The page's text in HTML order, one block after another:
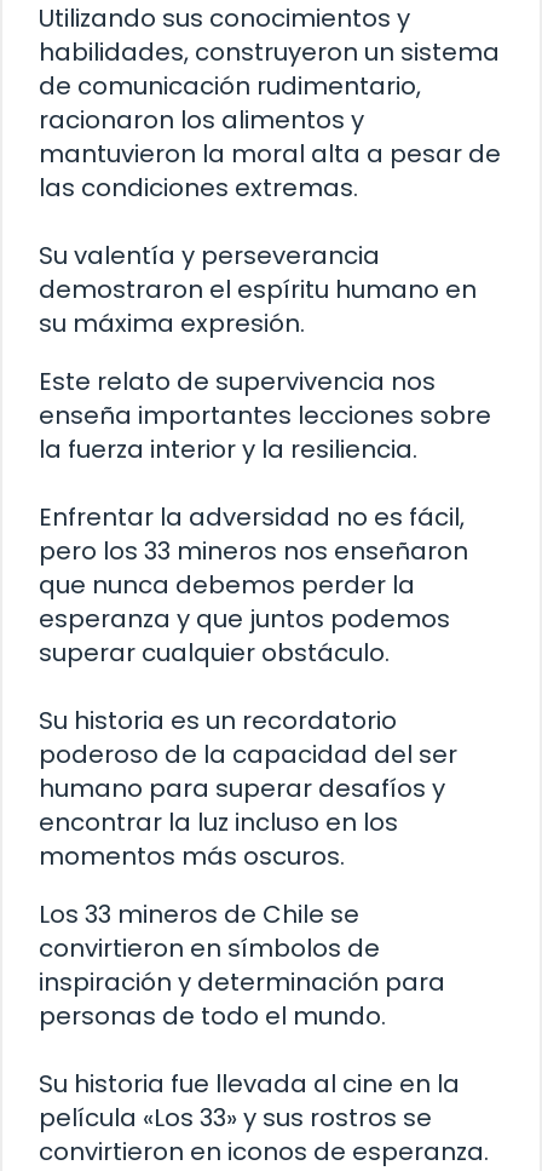
Utilizando sus conocimientos y
habilidades, construyeron un sistema
de comunicación rudimentario,
racionaron los alimentos y
mantuvieron la moral alta a pesar de
las condiciones extremas.
Su valentía y perseverancia
demostraron el espíritu humano en
su máxima expresión.
Este relato de supervivencia nos
enseña importantes lecciones sobre
la fuerza interior y la resiliencia.
Enfrentar la adversidad no es fácil,
pero los 33 mineros nos enseñaron
que nunca debemos perder la
esperanza y que juntos podemos
superar cualquier obstáculo.
Su historia es un recordatorio
poderoso de la capacidad del ser
humano para superar desafíos y
encontrar la luz incluso en los
momentos más oscuros.
Los 33 mineros de Chile se
convirtieron en símbolos de
inspiración y determinación para
personas de todo el mundo.
Su historia fue llevada al cine en la
película «Los 33» y sus rostros se
convirtieron en iconos de esperanza.